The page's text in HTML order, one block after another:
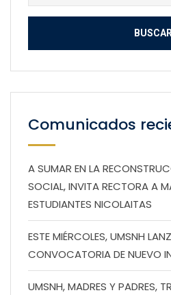
Comunicados
A SUMAR EN LA
SOCIAL, INVITA RECTORA A
ESTUDIANTES NICOLAITAS
ESTE MIÉRCOLES, UMSNH
CONVOCATORIA DE NUEVO
UMSNH, MADRES Y PADRES,